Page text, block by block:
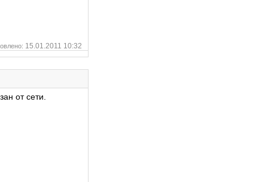
15.01.2011 10:32
от сети.